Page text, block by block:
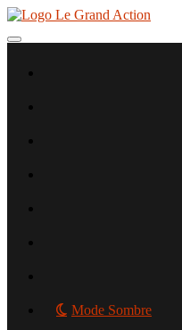
Aller
contenu
Toggle navigation
Mode Sombre